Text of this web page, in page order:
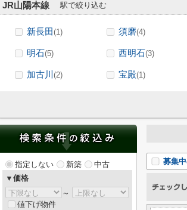
JR山陽本線 駅で絞り込む
新長田(1) 須磨(4)
明石(5) 西明石(3)
加古川 (2) 宝殿(1)
募集
指定しない 新築
中古
▼価格
～
値下げ物件